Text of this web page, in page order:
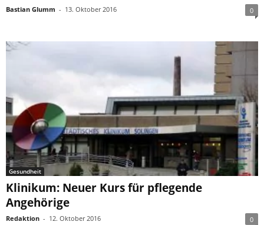
Bastian Glumm - 13. Oktober 2016 0
Gesundheit
Klinikum: Neuer Kurs für pflegende
Angehörige
Redaktion - 12. Oktober 2016 0